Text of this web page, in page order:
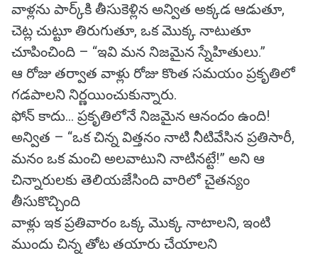
వాళ్లను పార్క్‌కి తీసుకెళ్లిన అన్విత అక్కడ ఆడుతూ,
చెట్ల చుట్టూ తిరుగుతూ, ఒక మొక్క నాటుతూ
చూపించింది – “ఇవి మన నిజమైన స్నేహితులు.”
ఆ రోజు తర్వాత వాళ్లు రోజు కొంత సమయం ప్రకృతిలో
గడపాలని నిర్ణయించుకున్నారు.
ఫోన్ కాదు... ప్రకృతిలోనే నిజమైన ఆనందం ఉంది!
అన్విత – “ఒక చిన్న విత్తనం నాటి నీటివేసిన ప్రతిసారీ,
మనం ఒక మంచి అలవాటుని నాటినట్టే!” అని ఆ
చిన్నారులకు తెలియజేసింది వారిలో చైతన్యం
తీసుకొచ్చింది
వాళ్లు ఇక ప్రతివారం ఒక్క మొక్క నాటాలని, ఇంటి
ముందు చిన్న తోట తయారు చేయాలని